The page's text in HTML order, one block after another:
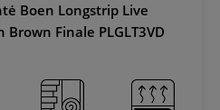
Boen Longstrip Live
Finale PLGLT3VD